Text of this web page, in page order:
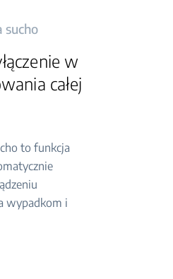
sucho
w
całej
to funkcja
wypadkom i